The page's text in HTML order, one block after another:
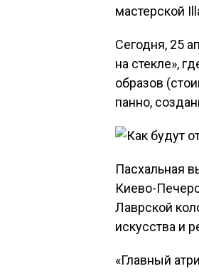
мастерской
Сегодня, 25
на стекле»,
образов
панно,
Пасхальная
Киево-
Лаврской
искусства и
«Главный